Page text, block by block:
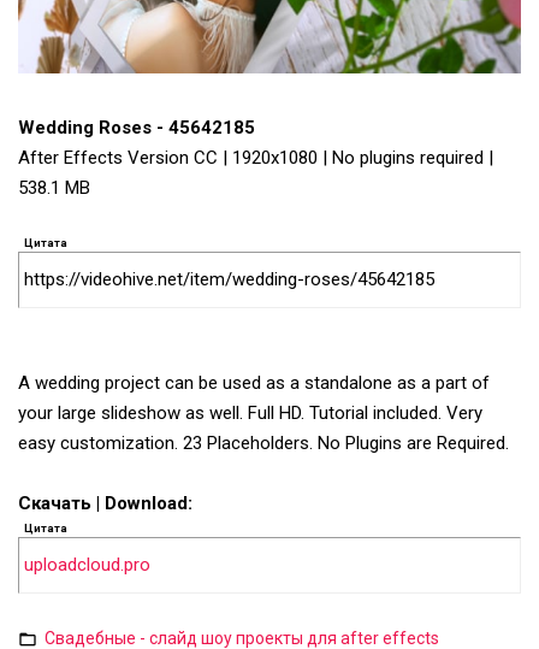
Wedding Roses - 45642185
After Effects Version CC | 1920x1080 | No plugins required |
538.1 MB
Цитата
https://videohive.net/item/wedding-roses/45642185
A wedding project can be used as a standalone as a part of
your large slideshow as well. Full HD. Tutorial included. Very
easy customization. 23 Placeholders. No Plugins are Required.
Скачать | Download:
Цитата
uploadcloud.pro
Свадебные - слайд шоу проекты для after effects